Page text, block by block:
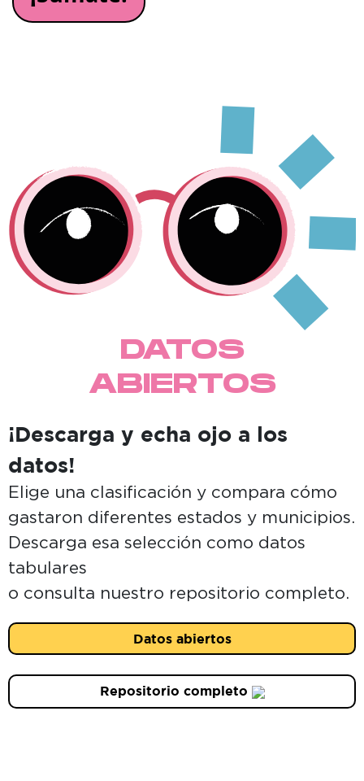
DATOS
ABIERTOS
¡Descarga y echa ojo a los
datos!
Elige una clasificación y compara cómo
gastaron diferentes estados y municipios.
Descarga esa selección como datos
tabulares
o consulta nuestro repositorio completo.
Datos abiertos
Repositorio completo